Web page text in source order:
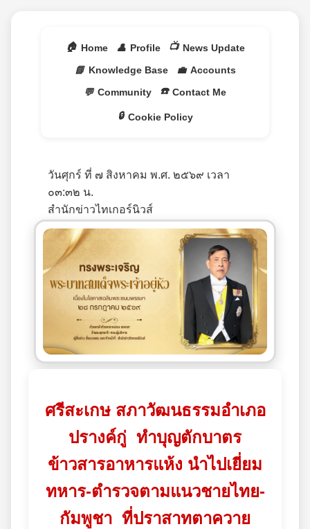
🏠 Home 👤 Profile 📺 News Update
📘 Knowledge Base 💼 Accounts
💬 Community ☎️ Contact Me
🔒 Cookie Policy
วันศุกร์ ที่ ๗ สิงหาคม พ.ศ. ๒๕๖๙ เวลา
๐๓:๓๒ น.
สำนักข่าวไทเกอร์นิวส์
ศรีสะเกษ สภาวัฒนธรรมอำเภอ
ปรางค์กู่ ทำบุญตักบาตร
ข้าวสารอาหารแห้ง นำไปเยี่ยม
ทหาร-ตำรวจตามแนวชายไทย-
กัมพูชา ที่ปราสาทตาควาย